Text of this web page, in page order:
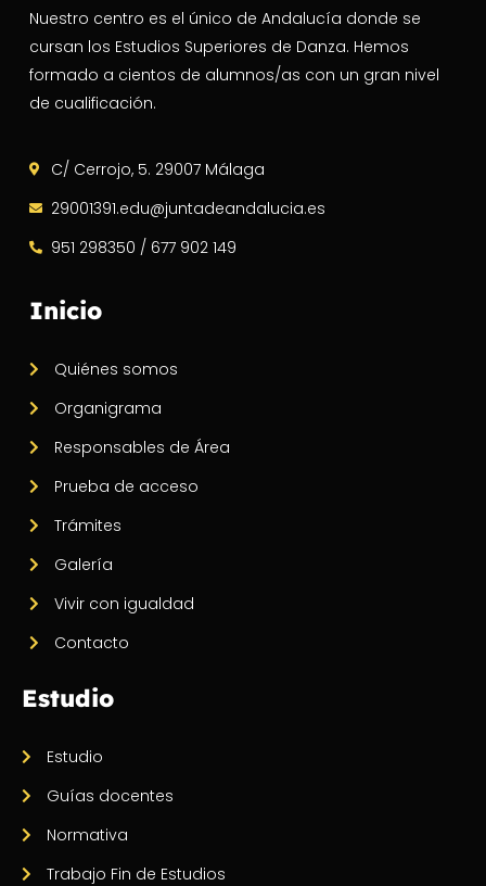
Nuestro centro es el único de Andalucía donde se
cursan los Estudios Superiores de Danza. Hemos
formado a cientos de alumnos/as con un gran nivel
de cualificación.
C/ Cerrojo, 5. 29007 Málaga
29001391.edu@juntadeandalucia.es
951 298350 / 677 902 149
Inicio
Quiénes somos
Organigrama
Responsables de Área
Prueba de acceso
Trámites
Galería
Vivir con igualdad
Contacto
Estudio
Estudio
Guías docentes
Normativa
Trabajo Fin de Estudios